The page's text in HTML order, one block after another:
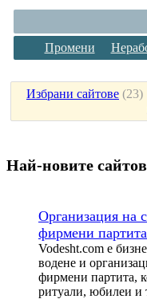
Промени
Избрани сайтове (23
Най-новите
Организация на
фирмени партита
Vodesht.com е
водене и
фирмени партита,
ритуали, юбилеи и